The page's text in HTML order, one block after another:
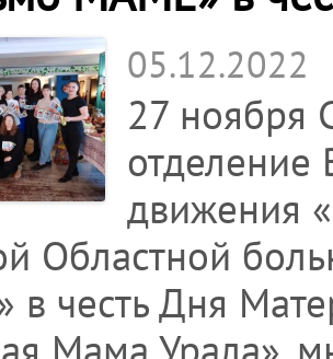
05.12.2022
27 ноября
отделение
движения
Областной
честь Дня